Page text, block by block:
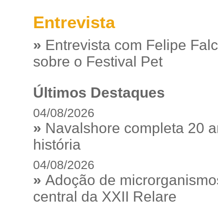
Entrevista
» Entrevista com Felipe
sobre o Festival Pet
Últimos Destaques
04/08/2026
» Navalshore completa 20
história
04/08/2026
» Adoção de
central da XXII Relare